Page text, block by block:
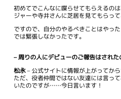
初めてでこんなに喋らせてもらえるの
ジャーや寺井さんに芝居を見てもらっ
ですので、自分のやるべきことはやっ
では緊張しなかったです。
– 周りの人にデビューのご報告はされた
松永– 公式サイトに情報が上がってから
ただ、役者仲間ではない友達には言っ
いたのですが……今日言います！